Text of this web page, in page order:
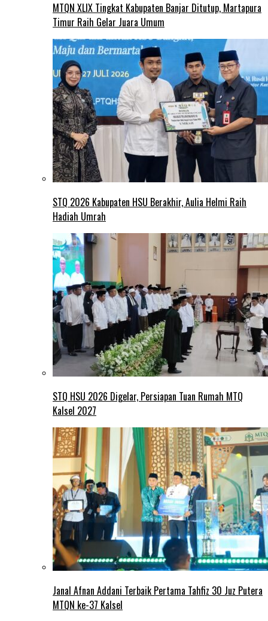
MTQN XLIX Tingkat Kabupaten Banjar Ditutup, Martapura
Timur Raih Gelar Juara Umum
STQ 2026 Kabupaten HSU Berakhir, Aulia Helmi Raih
Hadiah Umrah
STQ HSU 2026 Digelar, Persiapan Tuan Rumah MTQ
Kalsel 2027
Janal Afnan Addani Terbaik Pertama Tahfiz 30 Juz Putera
MTQN ke-37 Kalsel